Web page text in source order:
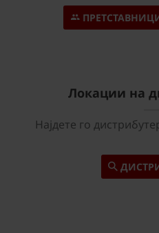
Локации на
Најдете го